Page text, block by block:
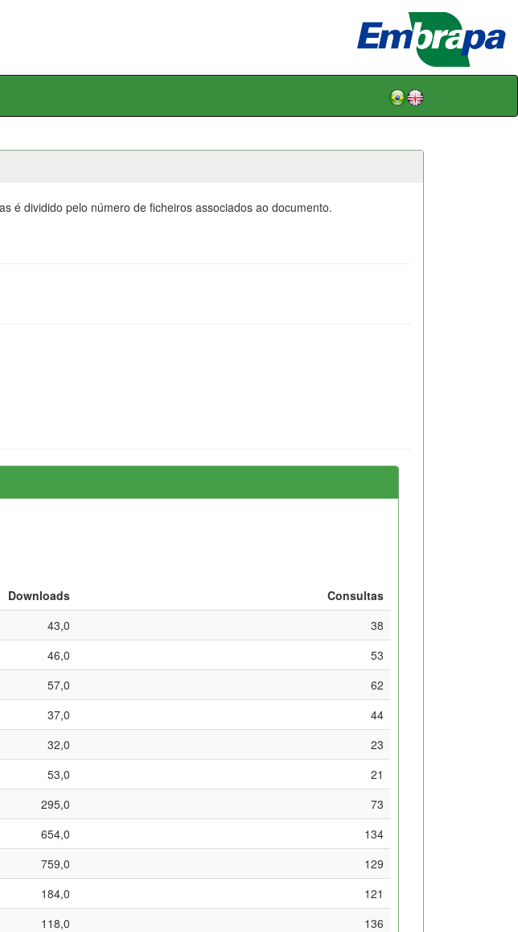
é dividido pelo número de ficheiros associados ao documento.
Downloads
Consultas
43,0
38
46,0
53
57,0
62
37,0
44
32,0
23
53,0
21
295,0
73
654,0
134
759,0
129
184,0
121
118,0
136